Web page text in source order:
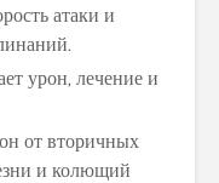
атаки и
урон, лечение и
от вторичных
и колющий